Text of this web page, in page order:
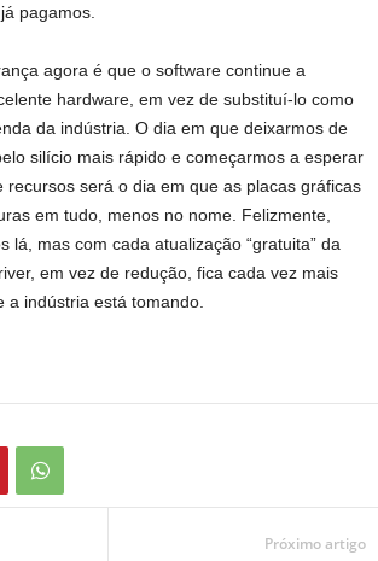
pagamos.
agora é que o software continue a
hardware, em vez de substituí-lo como
da indústria. O dia em que deixarmos de
silício mais rápido e começarmos a esperar
recursos será o dia em que as placas gráficas
em tudo, menos no nome. Felizmente,
lá, mas com cada atualização “gratuita” da
em vez de redução, fica cada vez mais
a indústria está tomando.
Próximo artigo